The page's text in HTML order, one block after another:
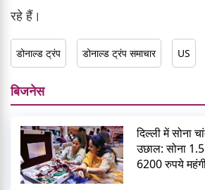
रहे हैं।
डोनाल्ड ट्रंप डोनाल्ड ट्रंप समाचार US
बिजनेस
दिल्ली में सोना
उछाल: सोना
6200 रुपये